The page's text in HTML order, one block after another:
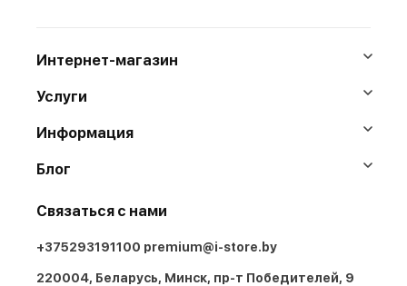
Интернет-магазин
Услуги
Информация
Блог
Связаться с нами
+375293191100 premium@i-store.by
220004, Беларусь, Минск, пр-т Победителей, 9